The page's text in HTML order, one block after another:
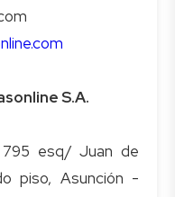
S.A.
795 esq/ Juan de
piso, Asunción -